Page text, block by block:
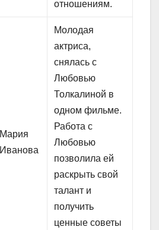
отношениям.
Мария
Иванова
Молодая
актриса,
снялась с
Любовью
Толкалиной в
одном фильме.
Работа с
Любовью
позволила ей
раскрыть свой
талант и
получить
ценные советы